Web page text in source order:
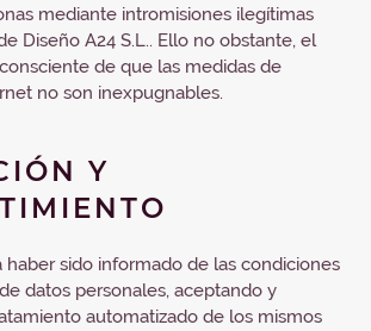
mediante intromisiones ilegítimas
Diseño A24 S.L.. Ello no obstante, el
de que las medidas de
no son inexpugnables.
Y
haber sido informado de las condiciones
datos personales, aceptando y
automatizado de los mismos